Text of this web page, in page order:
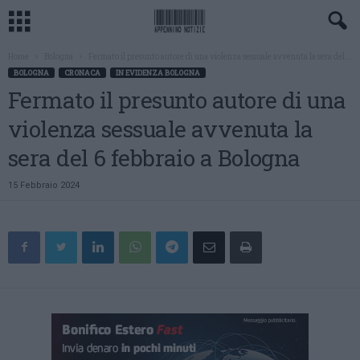
BOLOGNA CRONACA IN EVIDENZA BOLOGNA
Fermato il presunto autore di una
violenza sessuale avvenuta la
sera del 6 febbraio a Bologna
15 Febbraio 2024